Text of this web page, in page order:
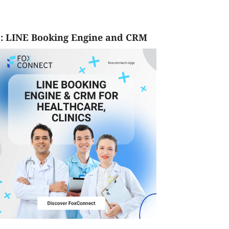
LINE Booking Engine and CRM